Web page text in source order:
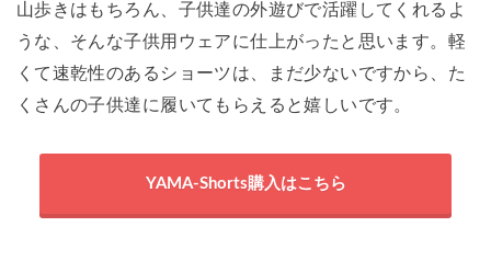
山歩きはもちろん、子供達の外遊びで活躍してくれるよ
うな、そんな子供用ウェアに仕上がったと思います。軽
くて速乾性のあるショーツは、まだ少ないですから、た
くさんの子供達に履いてもらえると嬉しいです。
YAMA-Shorts購入はこちら